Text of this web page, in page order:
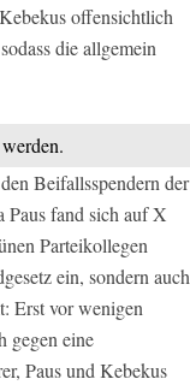
offensichtlich
die allgemein
Beifallsspendern der
Paus fand sich auf X
Parteikollegen
ein, sondern auch
Erst vor wenigen
gegen eine
Paus und Kebekus